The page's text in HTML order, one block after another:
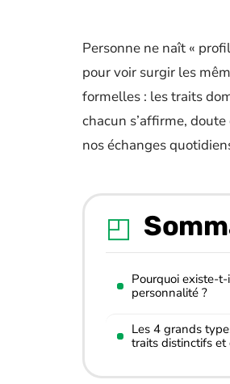
Personne ne naît «
pour voir surgir les
formelles : les traits
chacun s’affirme,
nos échanges
Pourquoi existe-
personnalité ?
Les 4 grands
traits distinctifs et